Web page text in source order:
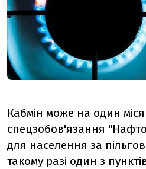
Кабмін може на один
спецзобов'язання
для населення за
такому разі один з